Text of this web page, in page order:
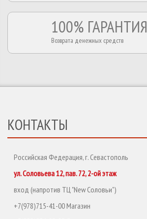
100% ГАРАНТИЯ
Возврата денежных средств
КОНТАКТЫ
Российская Федерация, г. Севастополь
ул. Соловьева 12, пав. 72, 2-ой этаж
вход (напротив ТЦ "New Соловьи")
+7(978)715-41-00 Магазин